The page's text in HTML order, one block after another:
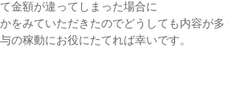
金額が違ってしまった場合に
をみていただきたのでどうしても内容が
の稼動にお役にたてれば幸いです。